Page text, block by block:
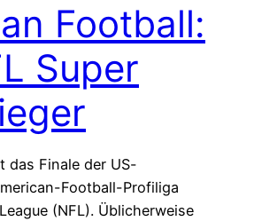
Football:
Super
das Finale der US-
Football-Profiliga
(NFL). Üblicherweise